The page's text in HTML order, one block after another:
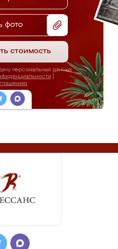
фото
стоимость
персональных данных